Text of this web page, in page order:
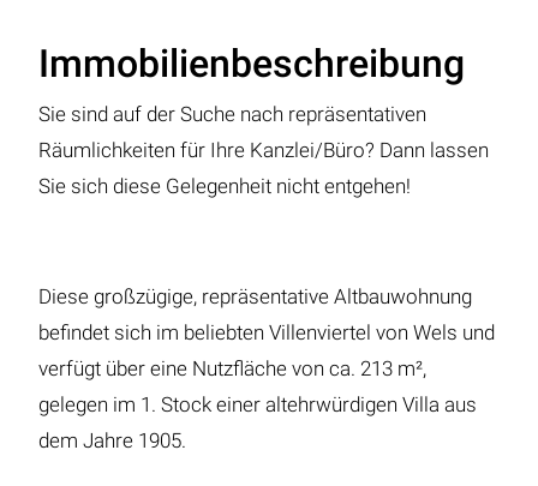
Immobilienbeschreibung
Sie sind auf der Suche nach repräsentativen
Räumlichkeiten für Ihre Kanzlei/Büro? Dann lassen
Sie sich diese Gelegenheit nicht entgehen!
Diese großzügige, repräsentative Altbauwohnung
befindet sich im beliebten Villenviertel von Wels und
verfügt über eine Nutzfläche von ca. 213 m²,
gelegen im 1. Stock einer altehrwürdigen Villa aus
dem Jahre 1905.